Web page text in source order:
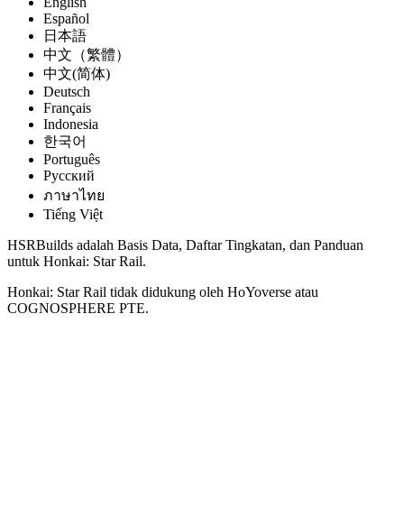
Español
日本語
中文（繁體）
中文(简体)
Deutsch
Français
Indonesia
한국어
Português
Pусский
ภาษาไทย
Tiếng Việt
HSRBuilds adalah Basis Data, Daftar Tingkatan, dan Panduan
untuk Honkai: Star Rail.
Honkai: Star Rail tidak didukung oleh HoYoverse atau
COGNOSPHERE PTE.